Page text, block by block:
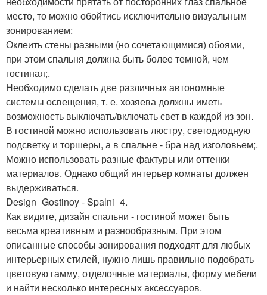
место, то можно обойтись исключительно визуальным
зонированием:
Оклеить стены разными (но сочетающимися) обоями,
при этом спальня должна быть более темной, чем
гостиная;.
Необходимо сделать две различных автономные
системы освещения, т. е. хозяева должны иметь
возможность выключать/включать свет в каждой из зон.
В гостиной можно использовать люстру, светодиодную
подсветку и торшеры, а в спальне - бра над изголовьем;.
Можно использовать разные фактуры или оттенки
материалов. Однако общий интерьер комнаты должен
выдерживаться.
Design_Gostinoy - Spalni_4.
Как видите, дизайн спальни - гостиной может быть
весьма креативным и разнообразным. При этом
описанные способы зонирования подходят для любых
интерьерных стилей, нужно лишь правильно подобрать
цветовую гамму, отделочные материалы, форму мебели
и найти несколько интересных аксессуаров.